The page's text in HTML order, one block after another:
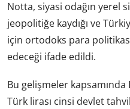
Notta, siyasi odağın yerel
jeopolitiğe kaydığı ve
için ortodoks para
edeceği ifade edildi.
Bu gelişmeler kapsamında
Türk lirası cinsi devlet